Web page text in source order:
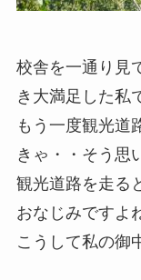
校舎を一通り見
き大満足した私
もう一度観光道
きゃ・・そう思
観光道路を走る
おなじみですよ
こうして私の御